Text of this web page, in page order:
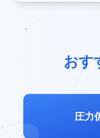
おす
圧力